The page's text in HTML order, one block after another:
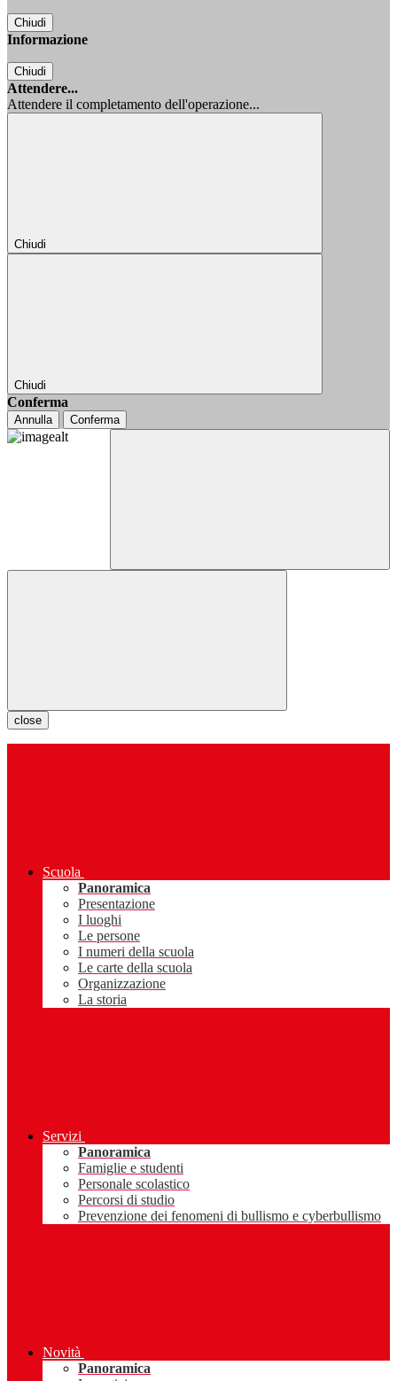
Chiudi
Informazione
Chiudi
Attendere...
Attendere il completamento dell'operazione...
Chiudi
Chiudi
Conferma
Annulla Conferma
close
Scuola
Panoramica
Presentazione
I luoghi
Le persone
I numeri della scuola
Le carte della scuola
Organizzazione
La storia
Servizi
Panoramica
Famiglie e studenti
Personale scolastico
Percorsi di studio
Prevenzione dei fenomeni di bullismo e cyberbullismo
Novità
Panoramica